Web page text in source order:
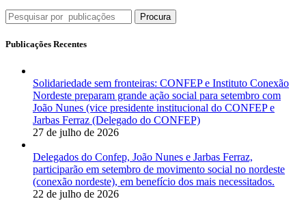
Procura
Publicações Recentes
Solidariedade sem fronteiras: CONFEP e Instituto Conexão
Nordeste preparam grande ação social para setembro com
João Nunes (vice presidente institucional do CONFEP e
Jarbas Ferraz (Delegado do CONFEP)
27 de julho de 2026
Delegados do Confep, João Nunes e Jarbas Ferraz,
participarão em setembro de movimento social no nordeste
(conexão nordeste), em benefício dos mais necessitados.
22 de julho de 2026